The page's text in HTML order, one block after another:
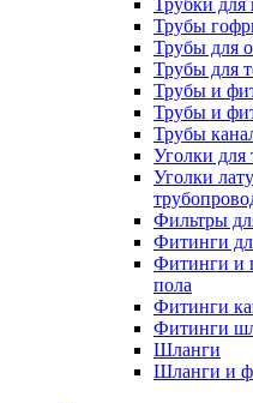
Трубки для
Трубы
Трубы для
Трубы для
Трубы и
Трубы и
Трубы
Уголки
Уголки
Фильтры
Фитинги
Фитинги и
пола
Фитинги
Фитинги
Шланги
Шланги и